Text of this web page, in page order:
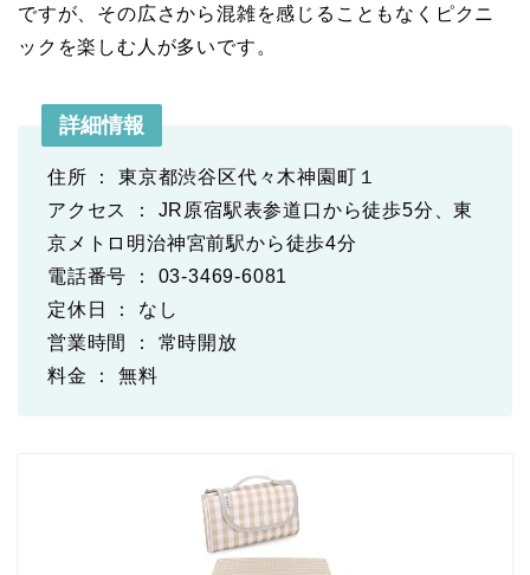
ですが、その広さから混雑を感じることもなくピクニ
ックを楽しむ人が多いです。
詳細情報
住所 ： 東京都渋谷区代々木神園町１
アクセス ： JR原宿駅表参道口から徒歩5分、東
京メトロ明治神宮前駅から徒歩4分
電話番号 ： 03-3469-6081
定休日 ： なし
営業時間 ： 常時開放
料金 ： 無料